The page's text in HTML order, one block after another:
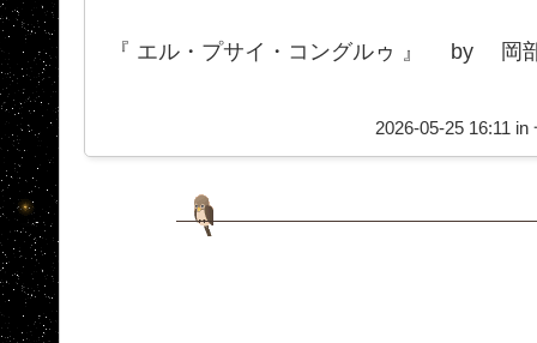
『 エル・プサイ・コングルゥ 』 by 岡
2026-05-25 16:11 in